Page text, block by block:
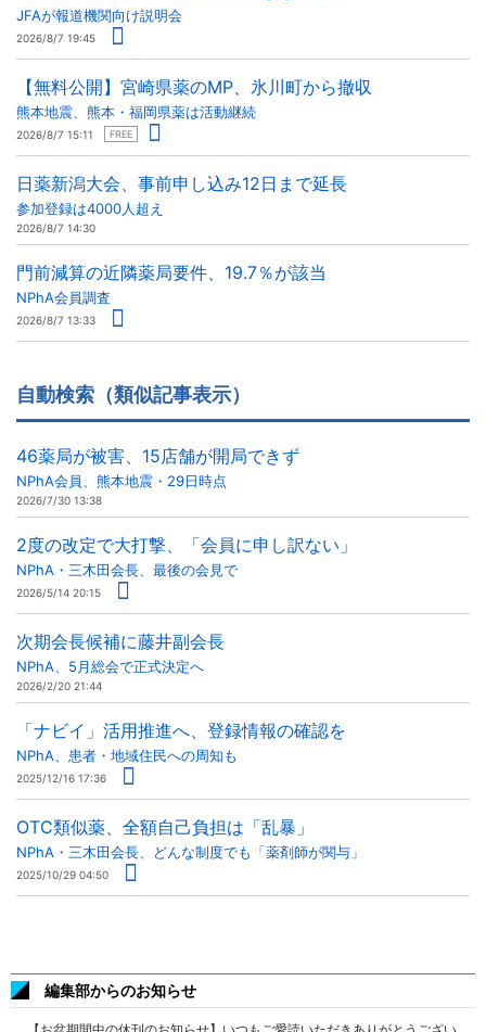
JFAが報道機関向け説明会
2026/8/7 19:45
【無料公開】宮崎県薬のMP、氷川町から撤収
熊本地震、熊本・福岡県薬は活動継続
2026/8/7 15:11 FREE
日薬新潟大会、事前申し込み12日まで延長
参加登録は4000人超え
2026/8/7 14:30
門前減算の近隣薬局要件、19.7％が該当
NPhA会員調査
2026/8/7 13:33
自動検索（類似記事表示）
46薬局が被害、15店舗が開局できず
NPhA会員、熊本地震・29日時点
2026/7/30 13:38
2度の改定で大打撃、「会員に申し訳ない」
NPhA・三木田会長、最後の会見で
2026/5/14 20:15
次期会長候補に藤井副会長
NPhA、5月総会で正式決定へ
2026/2/20 21:44
「ナビイ」活用推進へ、登録情報の確認を
NPhA、患者・地域住民への周知も
2025/12/16 17:36
OTC類似薬、全額自己負担は「乱暴」
NPhA・三木田会長、どんな制度でも「薬剤師が関与」
2025/10/29 04:50
編集部からのお知らせ